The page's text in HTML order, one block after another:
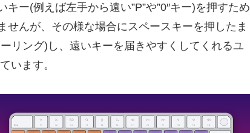
ー(例えば左手から遠い”P”や”0″キー)を押すため
んが、その様な場合にスペースキーを押したま
リング)し、遠いキーを届きやすくしてくれるユ
います。